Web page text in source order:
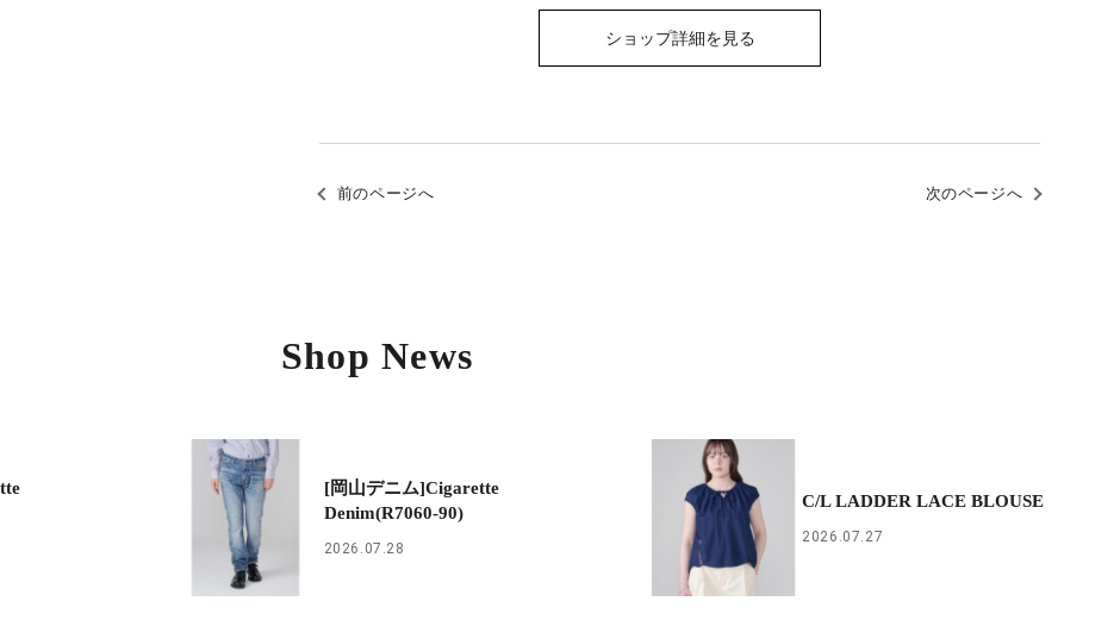
ショップ詳細を見る
前のページへ 次のページへ
Shop News
[岡山デニム]Cigarette
Denim(R7060-90)
2026.07.28
C/L LADDER LACE BLOUSE
2026.07.27